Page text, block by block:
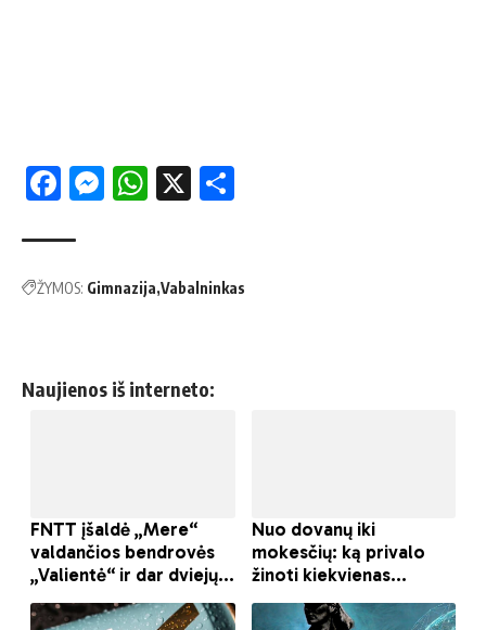
Facebook
Messenger
WhatsApp
X
ŽYMOS: Gimnazija Vabalninkas
Naujienos iš interneto: